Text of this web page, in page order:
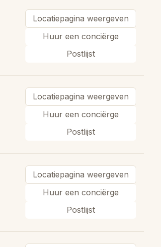
Locatiepagina weergeven
Huur een conciërge
Postlijst
Locatiepagina weergeven
Huur een conciërge
Postlijst
Locatiepagina weergeven
Huur een conciërge
Postlijst